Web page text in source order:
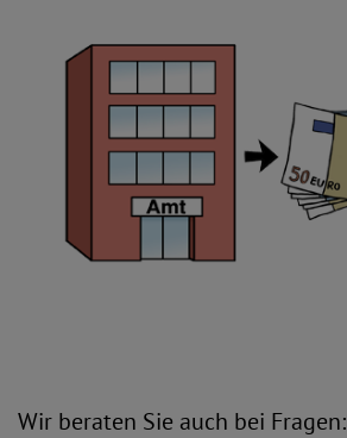
Wir beraten Sie auch bei Fragen: